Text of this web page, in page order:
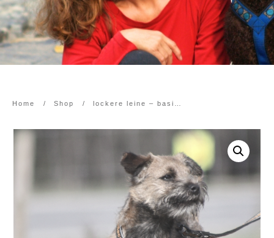
Home / Shop /